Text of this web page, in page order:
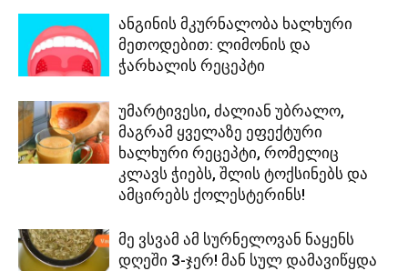
ანგინის მკურნალობა ხალხური
მეთოდებით: ლიმონის და
ჭარხალის რეცეპტი
უმარტივესი, ძალიან უბრალო,
მაგრამ ყველაზე ეფექტური
ხალხური რეცეპტი, რომელიც
კლავს ჭიებს, შლის ტოქსინებს და
ამცირებს ქოლესტერინს!
მე ვსვამ ამ სურნელოვან ნაყენს
დღეში 3-ჯერ! მან სულ დამავიწყდა